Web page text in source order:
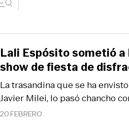
20 FEBRERO
La trasandina que se ha
Javier Milei, lo pasó chancho
Lali Espósito sometió
show de fiesta de